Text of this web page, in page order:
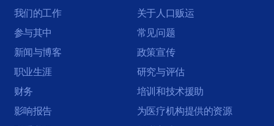
我们的工作
参与其中
新闻与博客
职业生涯
财务
影响报告
关于人口贩运
常见问题
政策宣传
研究与评估
培训和技术援助
为医疗机构提供的资源